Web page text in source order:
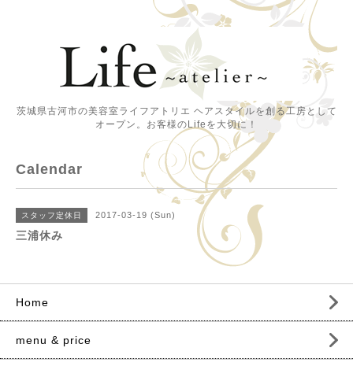
茨城県古河市の美容室ライフアトリエ ヘアスタイルを創る工房として
オープン。お客様のLifeを大切に！
Calendar
スタッフ定休日 2017-03-19 (Sun)
三浦休み
Home
menu & price